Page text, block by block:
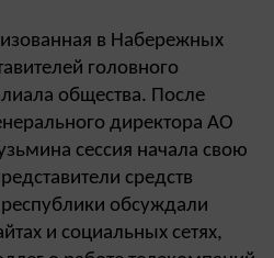
в Набережных
головного
общества. После
директора АО
сессия начала свою
средств
обсуждали
и социальных сетях,